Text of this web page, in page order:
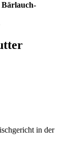
in der